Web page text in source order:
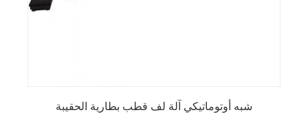
آلة لف أقطاب البطاريات الأسطوانية شبه الأوتوماتيكية